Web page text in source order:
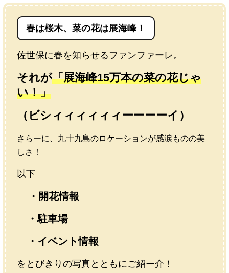
春は桜木、菜の花は展海峰！
佐世保に春を知らせるファンファーレ。
それが「展海峰15万本の菜の花じゃ
い！」
（ビシィィィィィィーーーーイ）
さらーに、九十九島のロケーションが感涙ものの美
しさ！
以下
・開花情報
・駐車場
・イベント情報
をとびきりの写真とともにご紹ー介！